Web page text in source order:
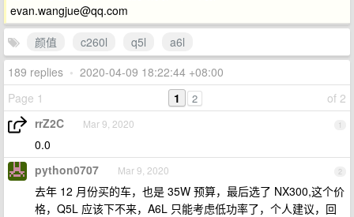
evan.wangjue@qq.com
颜值
c260l q5l
a6l
189 replies • 2020-04-09 18:22:44 +08:00
Page 1
of 2
1 2
1
rrZ2C Mar 9, 2020
0.0
2
python0707 Mar 9, 2020
去年 12 月份买的车，也是 35W 预算，最后选了 NX300,这个价
格，Q5L 应该下不来，A6L 只能考虑低功率了，个人建议，回